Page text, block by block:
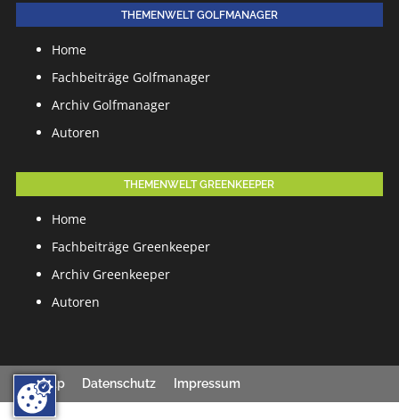
THEMENWELT GOLFMANAGER
Home
Fachbeiträge Golfmanager
Archiv Golfmanager
Autoren
THEMENWELT GREENKEEPER
Home
Fachbeiträge Greenkeeper
Archiv Greenkeeper
Autoren
Sitemap Datenschutz Impressum